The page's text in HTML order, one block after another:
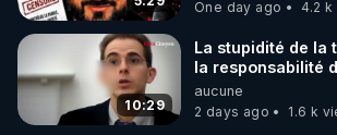
code : REGENERE10
▶ 30 jours gratuit sur l’application de
de bien-être ENVOL :
Rendez-vous sur https://
One day ago 4.2
10:29
La stupidité de la
la responsabilité
concernant le
carbone.
aucune
2 days ago
1.6 k